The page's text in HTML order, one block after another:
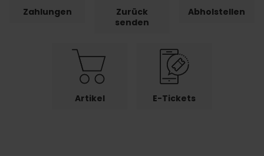
Zahlungen
Zurück
senden
Abholstellen
Artikel E-Tickets